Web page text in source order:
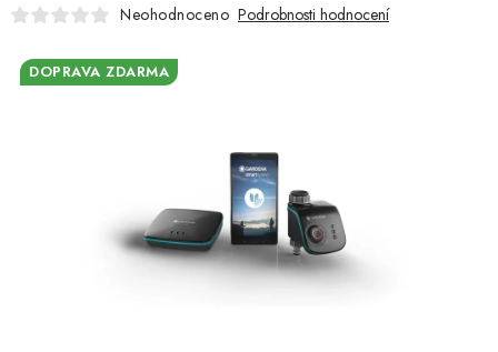
Neohodnoceno Podrobnosti hodnocení
DOPRAVA ZDARMA